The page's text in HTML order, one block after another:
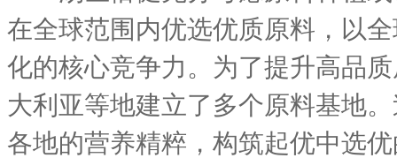
在全球范围内优选优质原料，以
化的核心竞争力。为了提升高品
大利亚等地建立了多个原料基地
各地的营养精粹，构筑起优中选